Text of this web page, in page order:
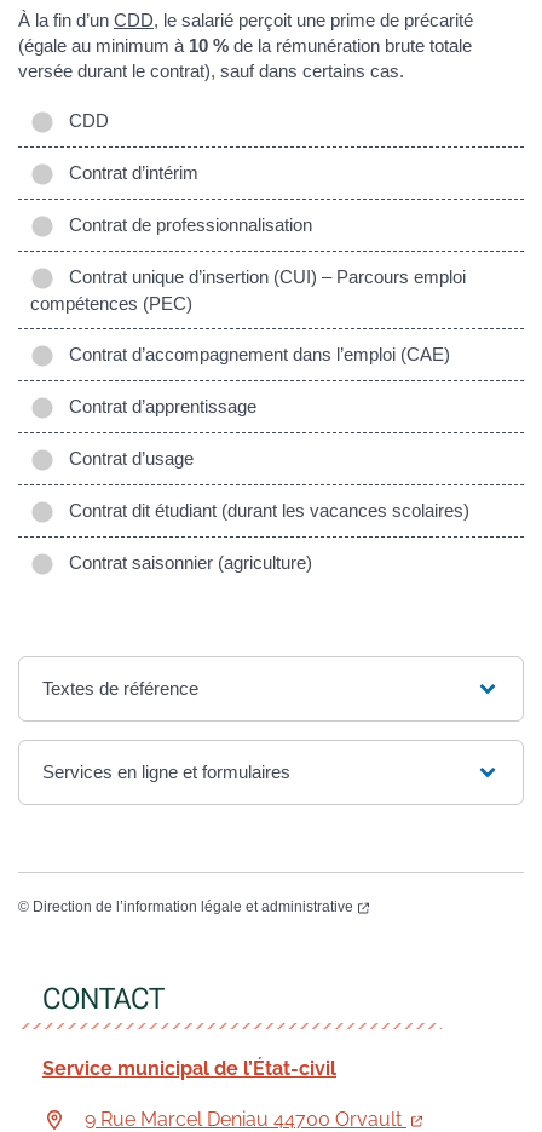
À la fin d’un CDD, le salarié perçoit une prime de précarité
(égale au minimum à 10 % de la rémunération brute totale
versée durant le contrat), sauf dans certains cas.
CDD
Contrat d’intérim
Contrat de professionnalisation
Contrat unique d’insertion (CUI) – Parcours emploi
compétences (PEC)
Contrat d’accompagnement dans l’emploi (CAE)
Contrat d’apprentissage
Contrat d’usage
Contrat dit étudiant (durant les vacances scolaires)
Contrat saisonnier (agriculture)
Textes de référence
Services en ligne et formulaires
© Direction de l’information légale et administrative
CONTACT
Service municipal de l’État-civil
9 Rue Marcel Deniau 44700 Orvault